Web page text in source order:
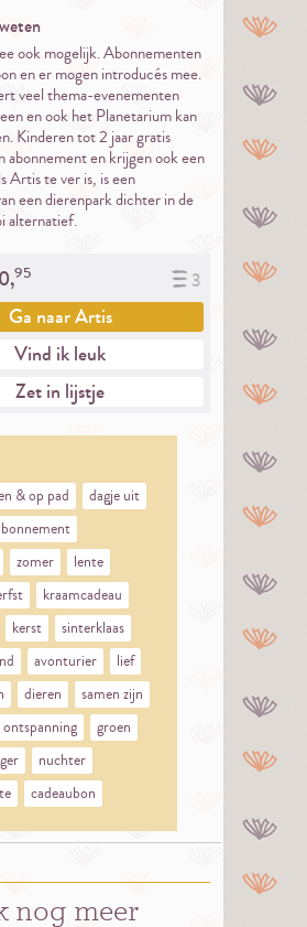
ook mogelijk. Abonnementen
en er mogen introducés mee.
veel thema-evenementen
en ook het Planetarium kan
Kinderen tot 2 jaar gratis
abonnement en krijgen ook een
Artis te ver is, is een
een dierenpark dichter in de
alternatief.
3
95
Ga naarArtis
Vind ik leuk
Zet in lijstje
& op pad
dagje uit
zomer
lente
kraamcadeau
kerst
sinterklaas
avonturier
lief
dieren
samen zijn
ontspanning
groen
nuchter
cadeaubon
nog meer